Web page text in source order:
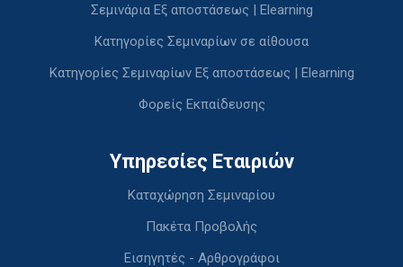
Σεμινάρια Εξ αποστάσεως | Elearning
Κατηγορίες Σεμιναρίων σε αίθουσα
Κατηγορίες Σεμιναρίων Εξ αποστάσεως | Elearning
Φορείς Εκπαίδευσης
Υπηρεσίες Εταιριών
Καταχώρηση Σεμιναρίου
Πακέτα Προβολής
Εισηγητές - Αρθρογράφοι